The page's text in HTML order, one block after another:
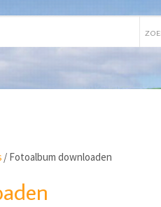
/ Fotoalbum downloaden